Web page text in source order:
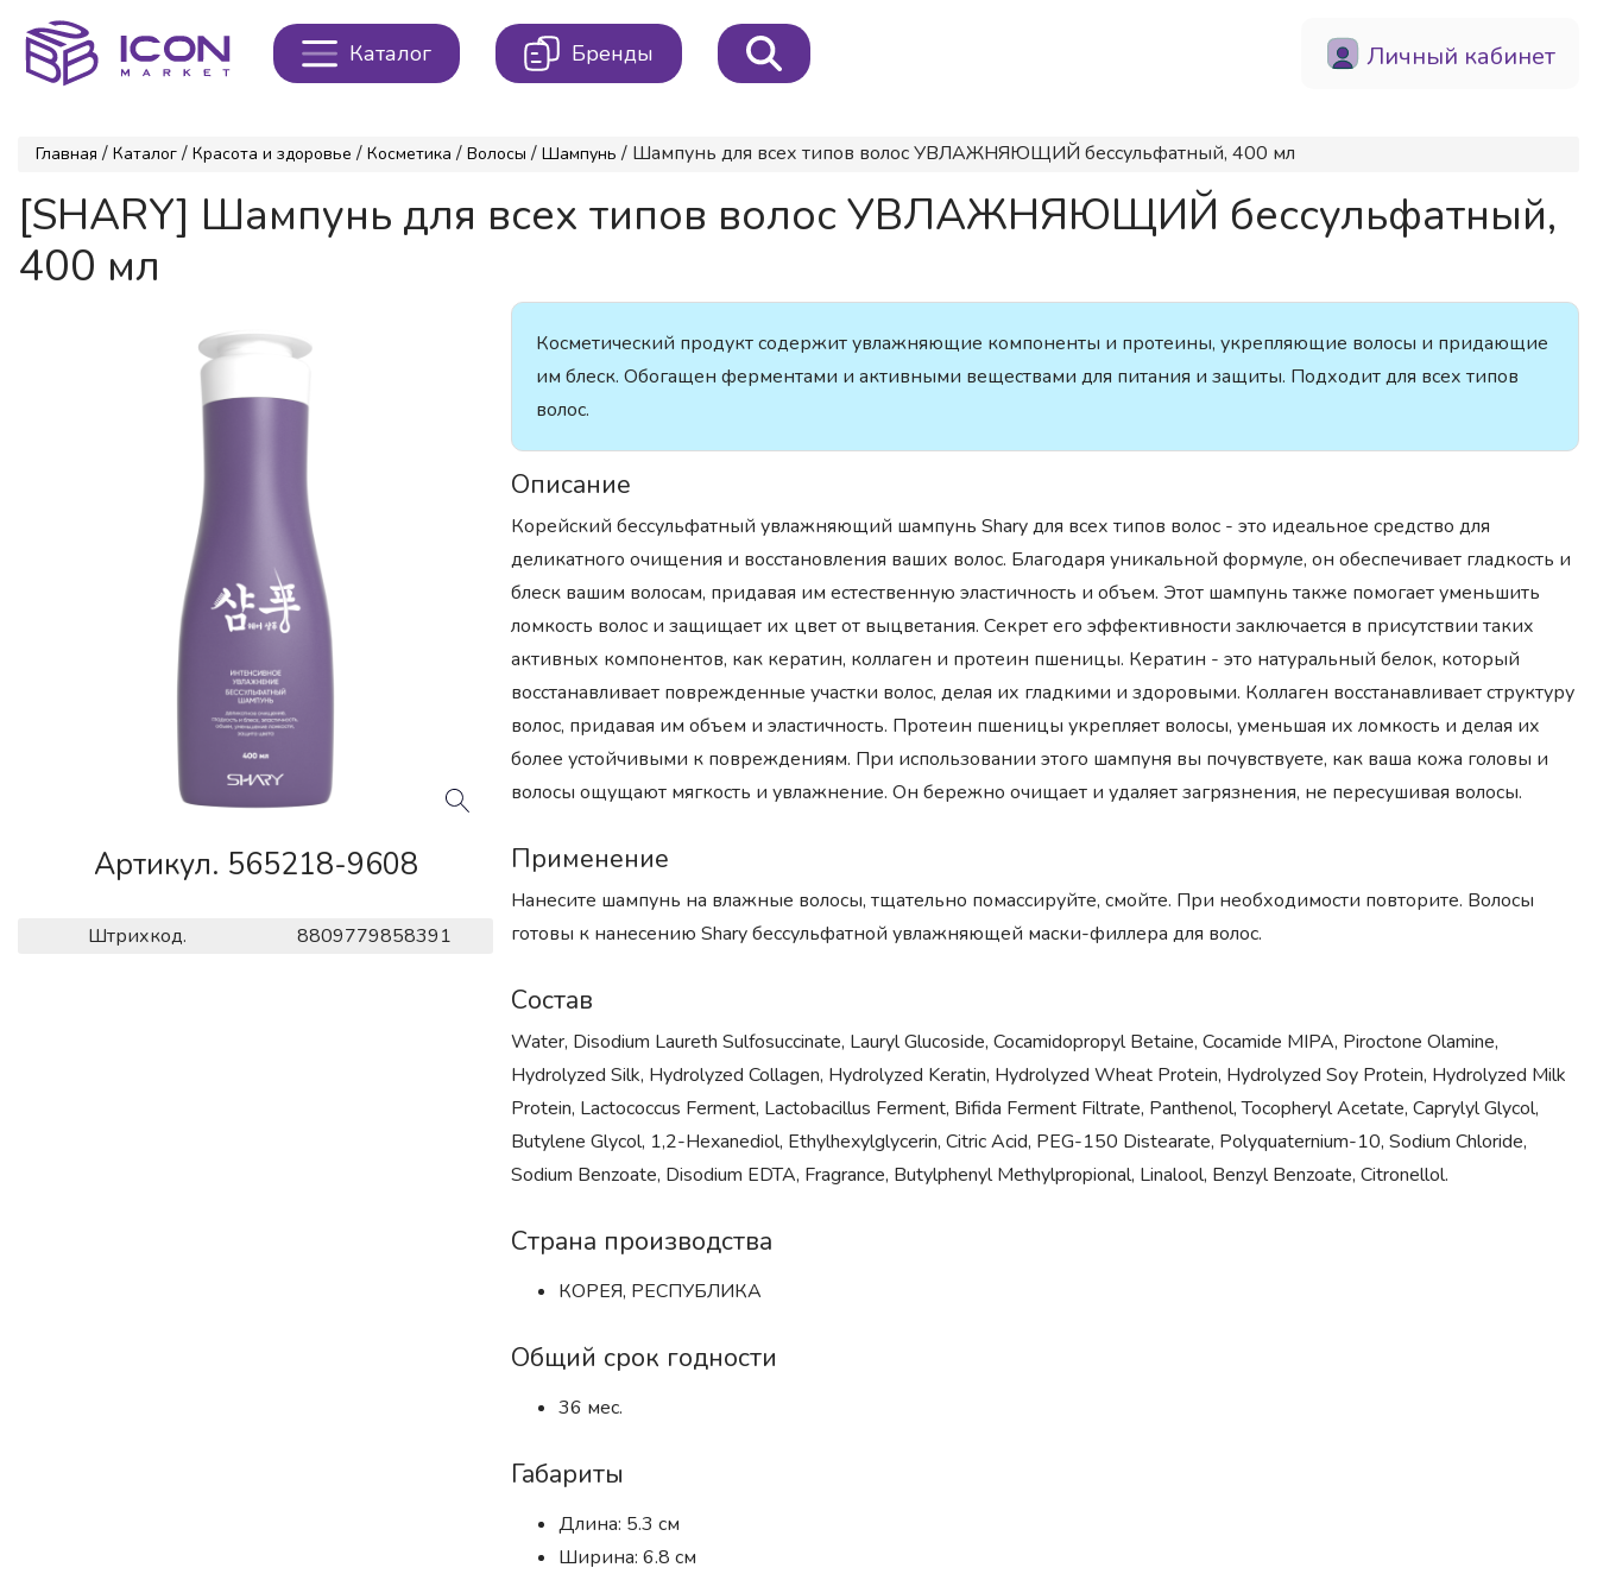
Каталог Бренды Личный кабинет
Главная / Каталог / Красота и здоровье / Косметика / Волосы / Шампунь / Шампунь для всех типов волос УВЛАЖНЯЮЩИЙ бессульфатный, 400 мл
[SHARY] Шампунь для всех типов волос УВЛАЖНЯЮЩИЙ бессульфатный,
400 мл
Артикул. 565218-9608
Штрихкод. 8809779858391
Косметический продукт содержит увлажняющие компоненты и протеины, укрепляющие волосы и придающие
им блеск. Обогащен ферментами и активными веществами для питания и защиты. Подходит для всех типов
волос.
Описание
Корейский бессульфатный увлажняющий шампунь Shary для всех типов волос - это идеальное средство для
деликатного очищения и восстановления ваших волос. Благодаря уникальной формуле, он обеспечивает гладкость и
блеск вашим волосам, придавая им естественную эластичность и объем. Этот шампунь также помогает уменьшить
ломкость волос и защищает их цвет от выцветания. Секрет его эффективности заключается в присутствии таких
активных компонентов, как кератин, коллаген и протеин пшеницы. Кератин - это натуральный белок, который
восстанавливает поврежденные участки волос, делая их гладкими и здоровыми. Коллаген восстанавливает структуру
волос, придавая им объем и эластичность. Протеин пшеницы укрепляет волосы, уменьшая их ломкость и делая их
более устойчивыми к повреждениям. При использовании этого шампуня вы почувствуете, как ваша кожа головы и
волосы ощущают мягкость и увлажнение. Он бережно очищает и удаляет загрязнения, не пересушивая волосы.
Применение
Нанесите шампунь на влажные волосы, тщательно помассируйте, смойте. При необходимости повторите. Волосы
готовы к нанесению Shary бессульфатной увлажняющей маски-филлера для волос.
Состав
Water, Disodium Laureth Sulfosuccinate, Lauryl Glucoside, Cocamidopropyl Betaine, Cocamide MIPA, Piroctone Olamine,
Hydrolyzed Silk, Hydrolyzed Collagen, Hydrolyzed Keratin, Hydrolyzed Wheat Protein, Hydrolyzed Soy Protein, Hydrolyzed Milk
Protein, Lactococcus Ferment, Lactobacillus Ferment, Bifida Ferment Filtrate, Panthenol, Tocopheryl Acetate, Caprylyl Glycol,
Butylene Glycol, 1,2-Hexanediol, Ethylhexylglycerin, Citric Acid, PEG-150 Distearate, Polyquaternium-10, Sodium Chloride,
Sodium Benzoate, Disodium EDTA, Fragrance, Butylphenyl Methylpropional, Linalool, Benzyl Benzoate, Citronellol.
Страна производства
КОРЕЯ, РЕСПУБЛИКА
Общий срок годности
36 мес.
Габариты
Длина: 5.3 см
Ширина: 6.8 см